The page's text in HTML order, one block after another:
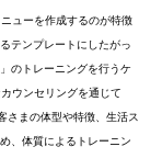
ューを作成するのが特徴
テンプレートにしたがっ
のトレーニングを行うケ
ウンセリングを通じて
さまの体型や特徴、生活ス
、体質によるトレーニン